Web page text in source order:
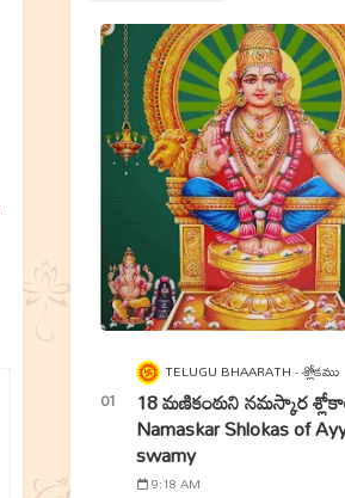
TELUGU BHAARATH శ్లోకము
18 మణికంఠుని నమస్కార
Namaskar Shlokas of
swamy
9:18 AM